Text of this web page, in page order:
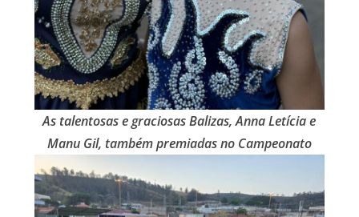
As talentosas e graciosas Balizas, Anna Letícia e
Manu Gil, também premiadas no Campeonato